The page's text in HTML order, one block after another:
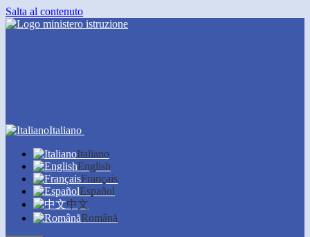
Salta al contenuto
Italiano
Italiano
English
Français
Español
中文
Română